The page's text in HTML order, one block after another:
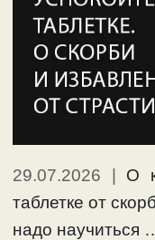
29.07.2026 | О
таблетке от
надо научиться